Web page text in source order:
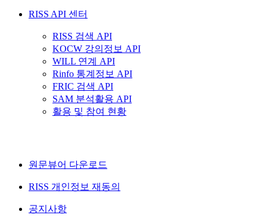
RISS API 센터
RISS 검색 API
KOCW 강의정보 API
WILL 연계 API
Rinfo 통계정보 API
FRIC 검색 API
SAM 분석활용 API
활용 및 참여 현황
원문뷰어 다운로드
RISS 개인정보 재동의
공지사항